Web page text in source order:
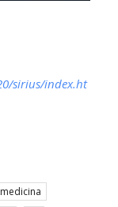
sirius/index.ht